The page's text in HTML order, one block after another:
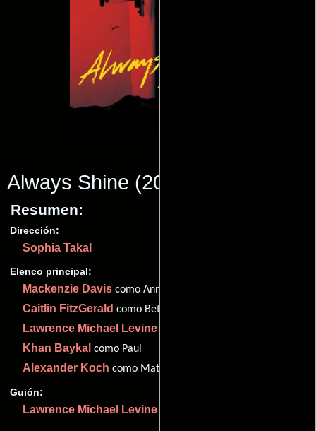
Always Shine (2016)
Resumen:
Dirección:
Sophia Takal
Elenco principal:
Mackenzie Davis como Anna
Caitlin FitzGerald como Beth
Lawrence Michael Levine
Khan Baykal como Paul
Alexander Koch como Matt
Guión:
Lawrence Michael Levine